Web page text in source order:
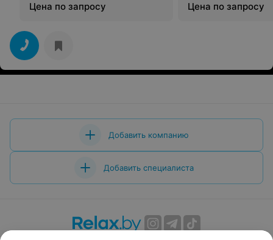
Цена по запросу Цена по запросу
Добавить компанию
Добавить специалиста